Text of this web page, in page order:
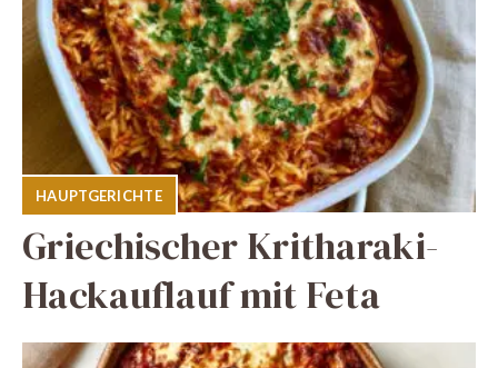
HAUPTGERICHTE
Griechischer Kritharaki-
Hackauflauf mit Feta